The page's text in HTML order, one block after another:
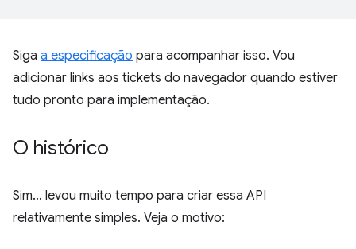
Siga a especificação para acompanhar isso. Vou
adicionar links aos tickets do navegador quando estiver
tudo pronto para implementação.
O histórico
Sim… levou muito tempo para criar essa API
relativamente simples. Veja o motivo: